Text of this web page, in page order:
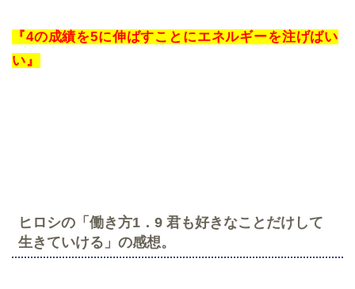
『4の成績を5に伸ばすことにエネルギーを注げばい
い』
ヒロシの「働き方1．9 君も好きなことだけして
生きていける」の感想。